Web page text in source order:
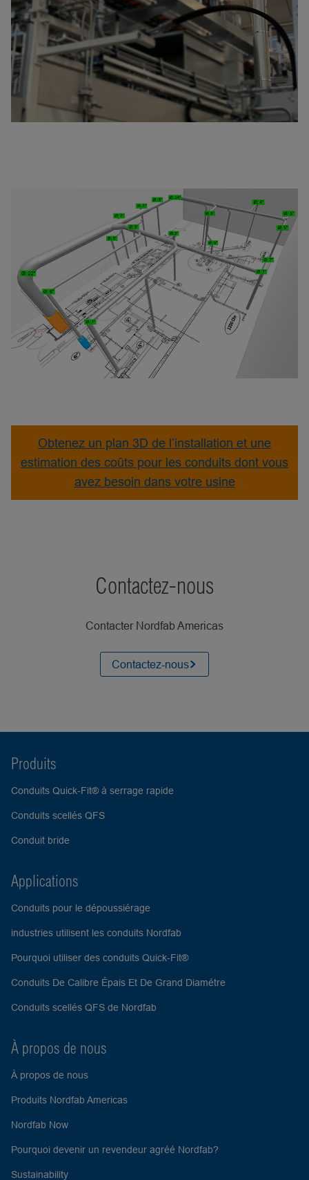
Obtenez un plan 3D de l’installation et une
estimation des coûts pour les conduits dont vous
avez besoin dans votre usine
Contactez-nous
Contacter Nordfab Americas
Contactez-nous
Produits
Conduits Quick-Fit® à serrage rapide
Conduits scellés QFS
Conduit bride
Applications
Conduits pour le dépoussiérage
industries utilisent les conduits Nordfab
Pourquoi utiliser des conduits Quick-Fit®
Conduits De Calibre Épais Et De Grand Diamétre
Conduits scellés QFS de Nordfab
À propos de nous
À propos de nous
Produits Nordfab Americas
Nordfab Now
Pourquoi devenir un revendeur agréé Nordfab?
Sustainability